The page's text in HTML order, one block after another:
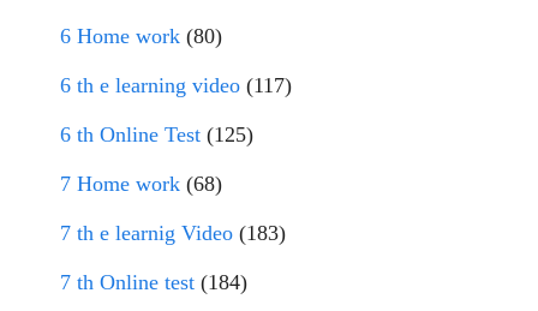
6 Home work (80)
6 th e learning video (117)
6 th Online Test (125)
7 Home work (68)
7 th e learnig Video (183)
7 th Online test (184)